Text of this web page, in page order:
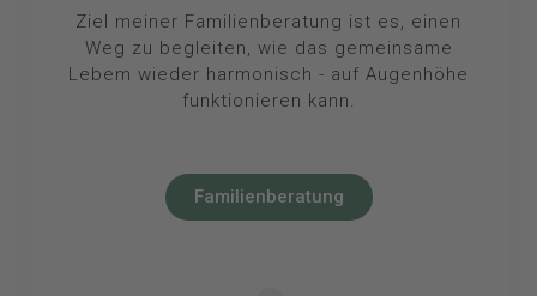
Ziel meiner Familienberatung ist es, einen
Weg zu begleiten, wie das gemeinsame
Lebem wieder harmonisch - auf Augenhöhe
funktionieren kann.
Familienberatung